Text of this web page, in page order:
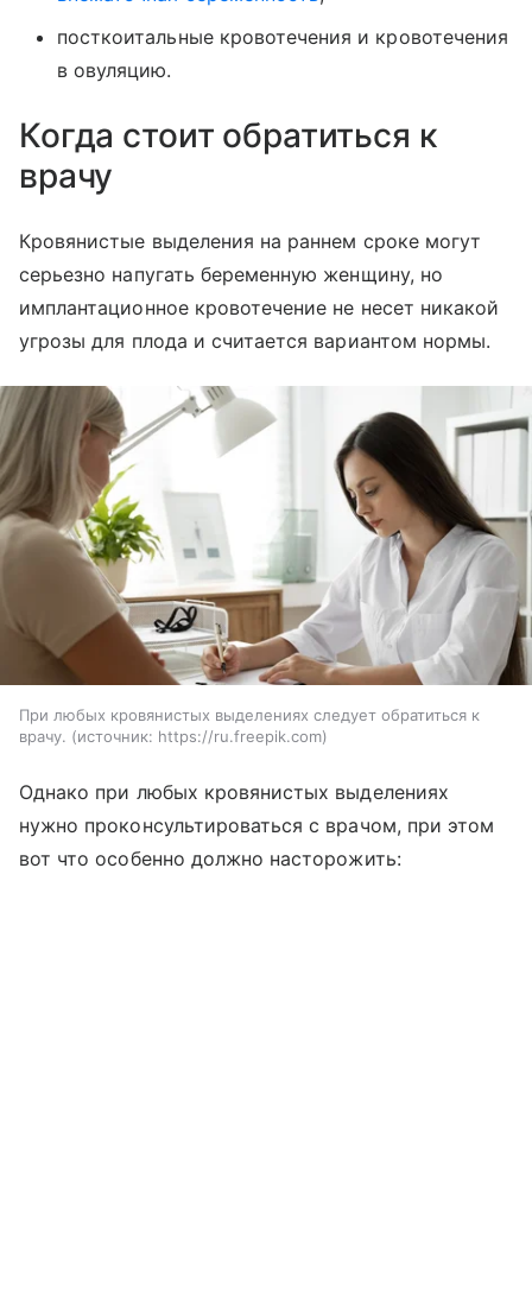
посткоитальные кровотечения и кровотечения
в овуляцию.
Когда стоит обратиться к
врачу
Кровянистые выделения на раннем сроке могут
серьезно напугать беременную женщину, но
имплантационное кровотечение не несет никакой
угрозы для плода и считается вариантом нормы.
При любых кровянистых выделениях следует обратиться к
врачу.
источник: https://ru.freepik.com
Однако при любых кровянистых выделениях
нужно проконсультироваться с врачом, при этом
вот что особенно должно насторожить: